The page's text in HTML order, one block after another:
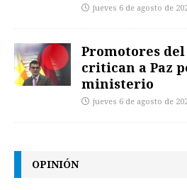
jueves 6 de agosto de
Promotores
critican a Paz
ministerio
jueves 6 de agosto de
OPINIÓN